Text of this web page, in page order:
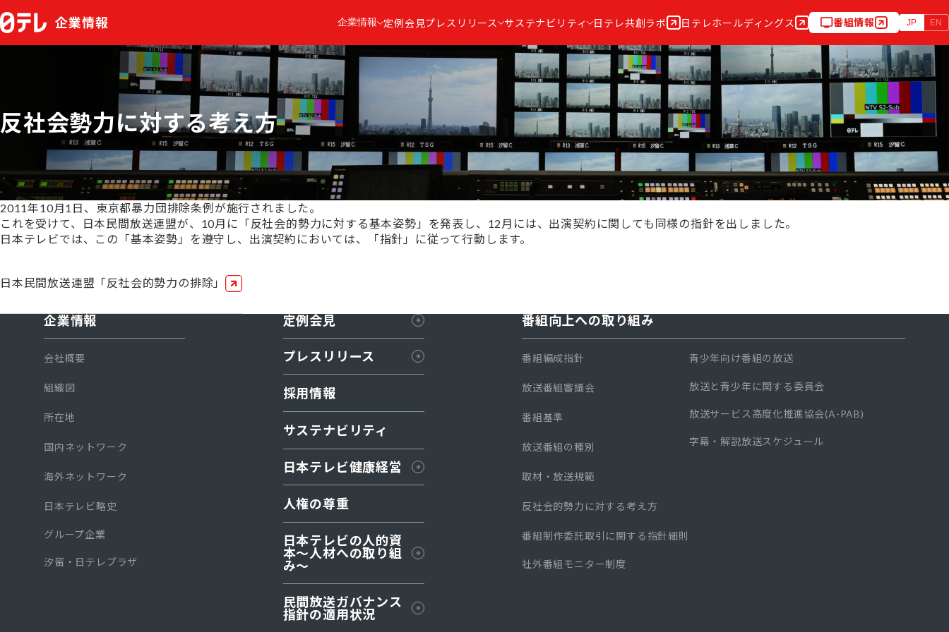
企業情報 定例会見プレスリリース サステナビリティ 日テレ共創ラボ 日テレホールディングス 番組情報 JP EN
反社会勢力に対する考え方
2011年10月1日、東京都暴力団排除条例が施行されました。
これを受けて、日本民間放送連盟が、10月に「反社会的勢力に対する基本姿勢」を発表し、12月には、出演契約に関しても同様の指針を出しました。
日本テレビでは、この「基本姿勢」を遵守し、出演契約においては、「指針」に従って行動します。
日本民間放送連盟「反社会的勢力の排除」
企業情報
会社概要
組織図
所在地
国内ネットワーク
海外ネットワーク
日本テレビ略史
グループ企業
汐留・日テレプラザ
定例会見
プレスリリース
採用情報
サステナビリティ
日本テレビ健康経営
人権の尊重
日本テレビの人的資
本〜人材への取り組
み～
⺠間放送ガバナンス
指針の適⽤状況
番組向上への取り組み
番組編成指針
放送番組審議会
番組基準
放送番組の種別
取材・放送規範
反社会的勢力に対する考え方
番組制作委託取引に関する指針細則
社外番組モニター制度
青少年向け番組の放送
放送と青少年に関する委員会
放送サービス高度化推進協会(A-PAB)
字幕・解説放送スケジュール